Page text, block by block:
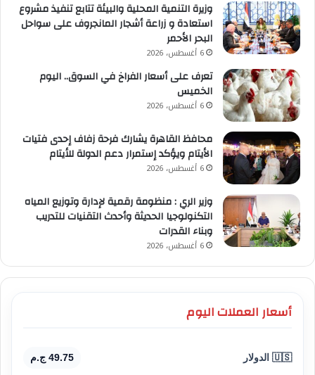
وزيرة التنمية المحلية والبيئة تتابع تنفيذ مشروع
استعادة و زراعة أشجار المانجروف على سواحل
البحر الأحمر
6 أغسطس، 2026
تعرف على أسعار الفراخ في السوق.. اليوم
الخميس
6 أغسطس، 2026
محافظ القاهرة يشارك فرحة زفاف إحدى فتيات
الأيتام ويؤكد إستمرار دعم الدولة للأيتام
6 أغسطس، 2026
وزير الري : منظومة رقمية لإدارة وتوزيع المياه
التكنولوجيا الحديثة وأحدث التقنيات للتدريب
وبناء القدرات
6 أغسطس، 2026
أسعار العملات اليوم
🇺🇸 الدولار 49.75 ج.م